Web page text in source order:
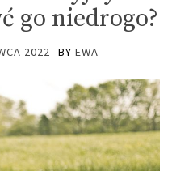
go niedrogo?
2022 BY EWA